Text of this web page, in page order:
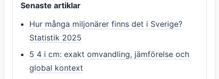
Senaste artiklar
Hur många miljonärer finns det i Sverige?
Statistik 2025
5 4 i cm: exakt omvandling, jämförelse och
global kontext